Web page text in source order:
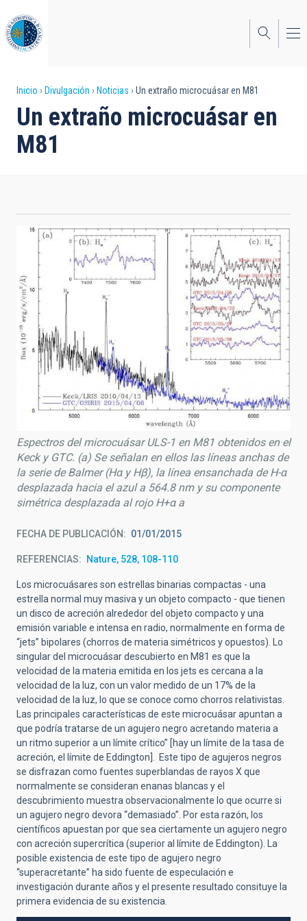
al
contenido
principal
Sobrescribir
enlaces
de
la
navegación
Inicio Divulgación Noticias Un extraño microcuásar en M81
Un extraño microcuásar en
M81
Espectros del microcuásar ULS-1 en M81 obtenidos en el
Keck y GTC. (a) Se señalan en ellos las líneas anchas de
la serie de Balmer (Hα y Hβ), la línea ensanchada de H-α
desplazada hacia el azul a 564.8 nm y su componente
simétrica desplazada al rojo H+α a
FECHA DE PUBLICACIÓN 01/01/2015
REFERENCIAS Nature, 528, 108-110
Los microcuásares son estrellas binarias compactas - una
estrella normal muy masiva y un objeto compacto - que tienen
un disco de acreción alrededor del objeto compacto y una
emisión variable e intensa en radio, normalmente en forma de
“jets” bipolares (chorros de materia simétricos y opuestos). Lo
singular del microcuásar descubierto en M81 es que la
velocidad de la materia emitida en los jets es cercana a la
velocidad de la luz, con un valor medido de un 17% de la
velocidad de la luz, lo que se conoce como chorros relativistas.
Las principales características de este microcuásar apuntan a
que podría tratarse de un agujero negro acretando materia a
un ritmo superior a un límite crítico” [hay un límite de la tasa de
acreción, el límite de Eddington]. Este tipo de agujeros negros
se disfrazan como fuentes superblandas de rayos X que
normalmente se consideran enanas blancas y el
descubrimiento muestra observacionalmente lo que ocurre si
un agujero negro devora “demasiado”. Por esta razón, los
científicos apuestan por que sea ciertamente un agujero negro
con acreción supercrítica (superior al límite de Eddington). La
posible existencia de este tipo de agujero negro
“superacretante” ha sido fuente de especulación e
investigación durante años y el presente resultado consituye la
primera evidencia de su existencia.